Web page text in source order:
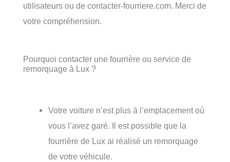
utilisateurs ou de contacter-fourriere.com. Merci de
votre compréhension.
Pourquoi contacter une fourrière ou service de
remorquage à Lux ?
Votre voiture n’est plus à l’emplacement où
vous l’avez garé. Il est possible que la
fourrière de Lux ai réalisé un remorquage
de votre véhicule.